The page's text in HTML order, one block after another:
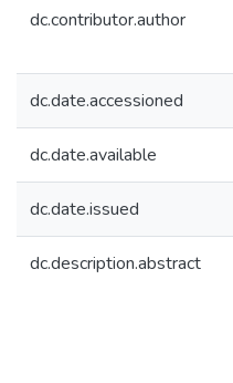
dc.contributor.author
dc.date.accessioned
dc.date.available
dc.date.issued
dc.description.abstract